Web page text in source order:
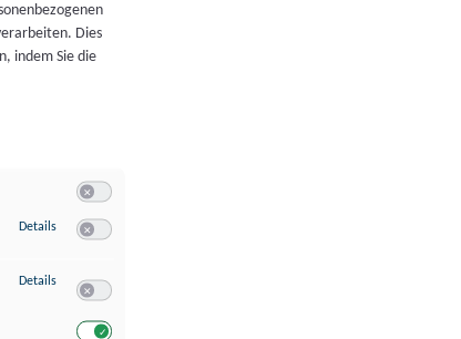
Dies
indem Sie die
Details zu Speichern von oder Zugriff auf Informationen auf einem Endgerät
Details zu Verwendung reduzierter Daten zur Auswahl von Werbeanzeigen